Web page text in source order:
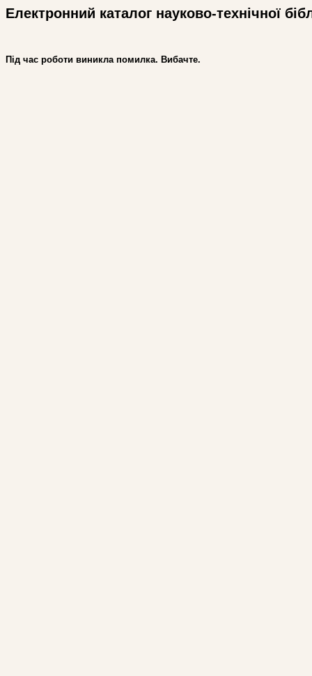
Електронний каталог науково-технічної
Під час роботи виникла помилка. Вибачте.